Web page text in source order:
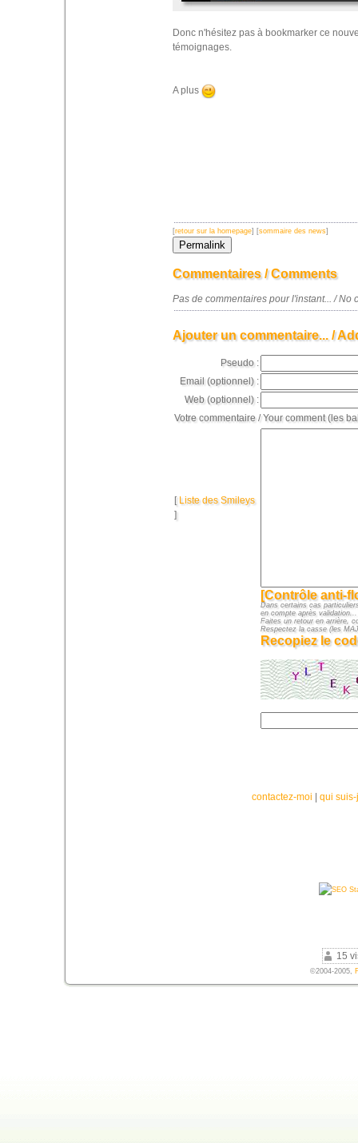
Donc n'hésitez pas à bookmarker ce
témoignages.
A plus
[retour sur la homepage] [sommaire des news]
Commentaires / Comments
Pas de commentaires pour l'instant... / No
Ajouter un commentaire... /
Pseudo :
Email (optionnel) :
Web (optionnel) :
Votre commentaire / Your comment (les
[ Liste des Smileys
]
[Contrôle anti-
Dans certains cas
en compte après
Faites un retour en arrière,
Respectez la casse (les
Recopiez le
contactez-moi qui
15
©2004-2005,